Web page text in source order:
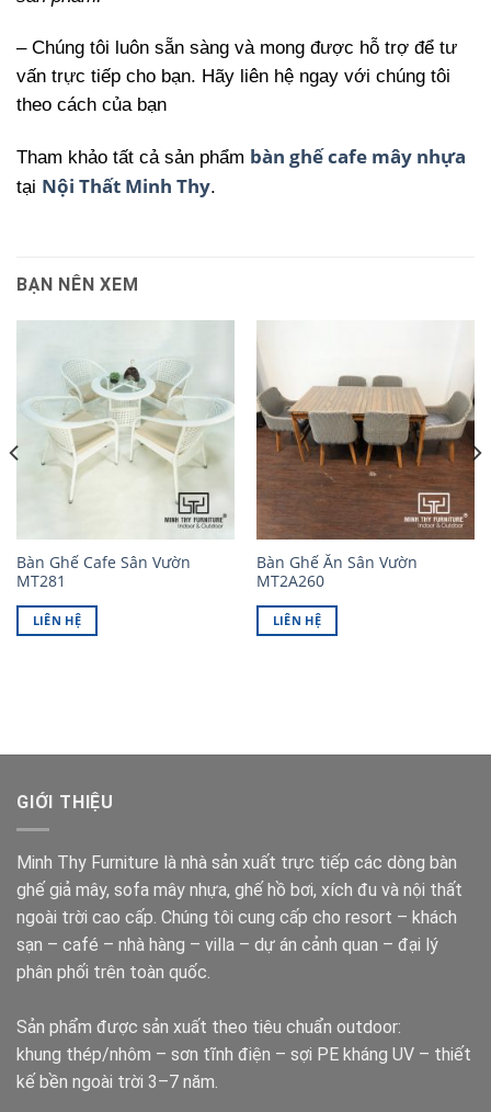
– Chúng tôi luôn sẵn sàng và mong được hỗ trợ để tư
vấn trực tiếp cho bạn. Hãy liên hệ ngay với chúng tôi
theo cách của bạn
Tham khảo tất cả sản phẩm bàn ghế cafe mây nhựa
tại Nội Thất Minh Thy.
BẠN NÊN XEM
Bàn Ghế Cafe Sân Vườn
MT281
LIÊN HỆ
Bàn Ghế Ăn Sân Vườn
MT2A260
LIÊN HỆ
GIỚI THIỆU
Minh Thy Furniture là nhà sản xuất trực tiếp các dòng bàn
ghế giả mây, sofa mây nhựa, ghế hồ bơi, xích đu và nội thất
ngoài trời cao cấp. Chúng tôi cung cấp cho resort – khách
sạn – café – nhà hàng – villa – dự án cảnh quan – đại lý
phân phối trên toàn quốc.
Sản phẩm được sản xuất theo tiêu chuẩn outdoor:
khung thép/nhôm – sơn tĩnh điện – sợi PE kháng UV – thiết
kế bền ngoài trời 3–7 năm.